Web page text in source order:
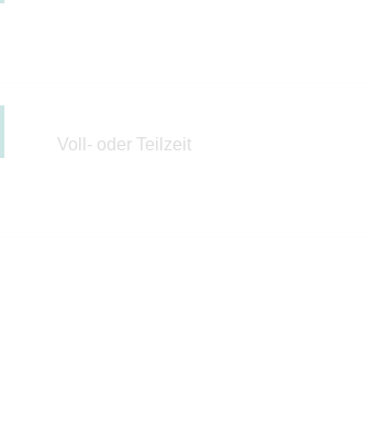
Voll- oder Teilzeit